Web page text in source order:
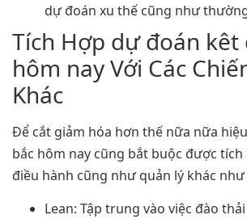
dự đoán xu thế cũng như
Tích Hợp dự đoán
hôm nay Với Các
Khác
Để cắt giảm hóa hơn thế nữa nữa
bắc hôm nay cũng bắt buộc được
điều hành cũng như quản lý khác
Lean: Tập trung vào việc đào